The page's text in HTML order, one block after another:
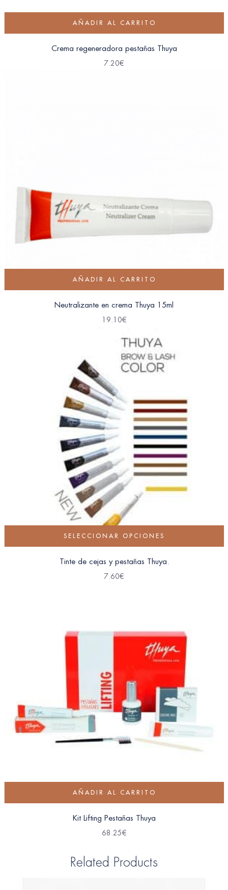
AÑADIR AL CARRITO
Crema regeneradora pestañas Thuya
7.20€
AÑADIR AL CARRITO
Neutralizante en crema Thuya 15ml
19.10€
SELECCIONAR OPCIONES
Tinte de cejas y pestañas Thuya.
7.60€
AÑADIR AL CARRITO
Kit Lifting Pestañas Thuya
68.25€
Related Products